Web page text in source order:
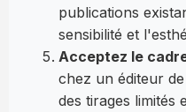
publications
sensibilité et
Acceptez le
chez un éditeur
des tirages limités